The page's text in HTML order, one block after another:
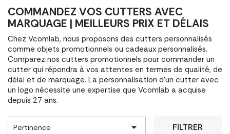
COMMANDEZ VOS CUTTERS AVEC
MARQUAGE | MEILLEURS PRIX ET DÉLAIS
Chez Vcomlab, nous proposons des cutters personnalisés
comme objets promotionnels ou cadeaux personnalisés.
Comparez nos cutters promotionnels pour commander un
cutter qui répondra à vos attentes en termes de qualité, de
délai et de marquage. La personnalisation d'un cutter avec
un logo nécessite une expertise que Vcomlab a acquise
depuis 27 ans.
Pertinence  FILTRER